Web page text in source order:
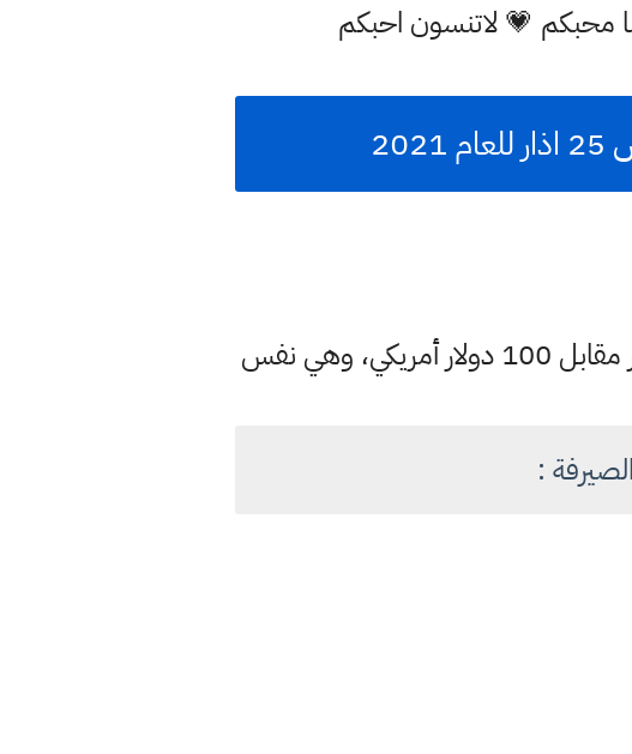
محبكم 💗 لاتنسون احبكم
حسب المصادر إن بورصة الكفاح المركزية في بغداد سجلت اليوم سعر الدولار مقابل 100 دولار أمريكي، وهي نفس
: